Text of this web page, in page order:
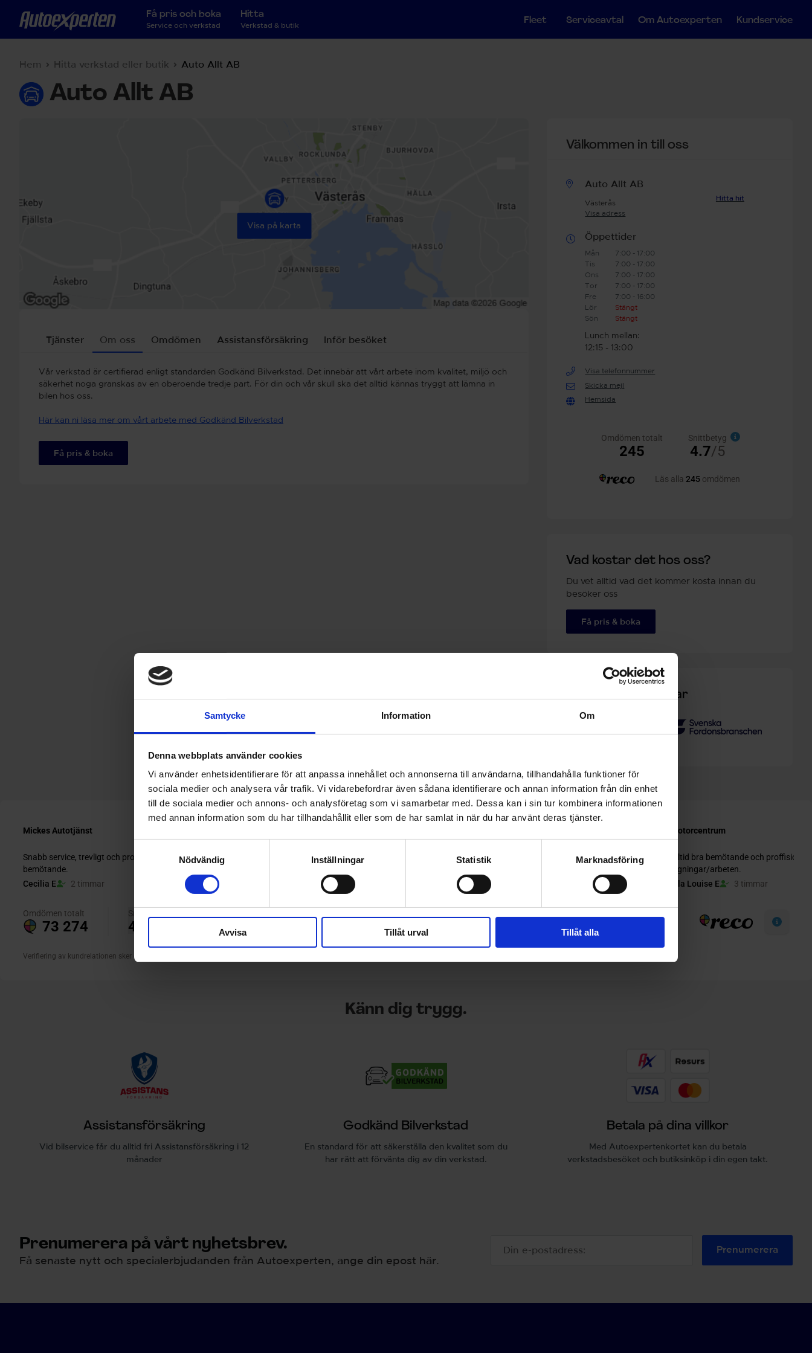
Samtycke Information Om
Denna webbplats använder cookies
Vi använder enhetsidentifierare för att anpassa innehållet och annonserna till användarna, tillhandahålla funktioner för
sociala medier och analysera vår trafik. Vi vidarebefordrar även sådana identifierare och annan information från din enhet
till de sociala medier och annons- och analysföretag som vi samarbetar med. Dessa kan i sin tur kombinera informationen
med annan information som du har tillhandahållit eller som de har samlat in när du har använt deras tjänster.
Nödvändig
Inställningar Statistik Marknadsföring
Avvisa Tillåt urval Tillåt alla
Få pris och boka
Service och verkstad
Hitta
Verkstad & butik Fleet Serviceavtal Om Autoexperten Kundservice
Hem Hitta verkstad eller butik Auto Allt AB
Auto Allt AB
Visa på karta
Tjänster Om oss Omdömen Assistansförsäkring Inför besöket
Vår verkstad är certifierad enligt standarden Godkänd Bilverkstad. Det innebär att vårt arbete inom kvalitet, miljö och
säkerhet noga granskas av en oberoende tredje part. För din och vår skull ska det alltid kännas tryggt att lämna in
bilen hos oss.
Här kan ni läsa mer om vårt arbete med Godkänd Bilverkstad
Få pris & boka
Välkommen in till oss
Auto Allt AB
Västerås
Visa adress
Hitta hit
Öppettider
Mån
7:00 - 17:00
Tis
7:00 - 17:00
Ons
7:00 - 17:00
Tor
7:00 - 17:00
Fre
7:00 - 16:00
Lör
Stängt
Sön
Stängt
Lunch mellan:
12:15 - 13:00
Visa telefonnummer
Skicka mejl
Hemsida
Vad kostar det hos oss?
Du vet alltid vad det kommer kosta innan du
besöker oss
Få pris & boka
Kvalitetsmärkningar
Känn dig trygg.
Assistansförsäkring
Vid bilservice får du alltid fri Assistansförsäkring i 12
månader
Godkänd Bilverkstad
En standard för att säkerställa den kvalitet som du
har rätt att förvänta dig av din verkstad.
Betala på dina villkor
Med Autoexpertenkortet kan du betala
verkstadsbesöket och butiksinköp i din egen takt.
Prenumerera på vårt nyhetsbrev.
Få senaste nytt och specialerbjudanden från Autoexperten, ange din epost här.
Prenumerera